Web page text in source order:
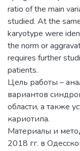
ratio of the main
studied. At the
karyotype were
the norm or
requires further
patients.
Цель работы –
вариантов
области, а также
кариотипа.
Материалы и
2018 гг. в